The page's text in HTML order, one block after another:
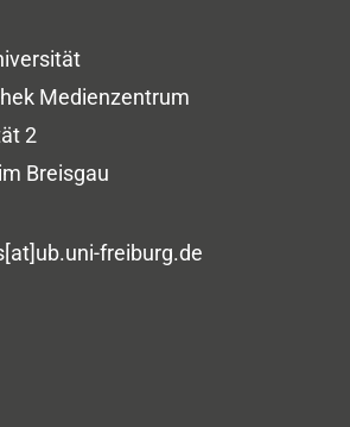
Medienzentrum
2
Breisgau
freiburg.de